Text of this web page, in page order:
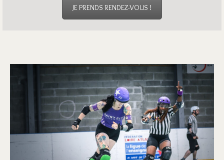
JE PRENDS RENDEZ-VOUS !